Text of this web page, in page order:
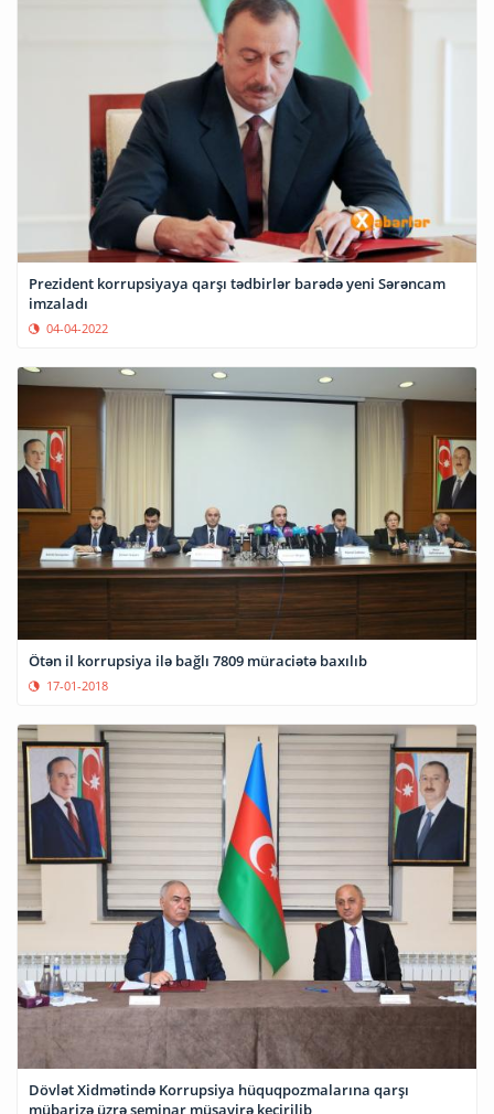
Prezident korrupsiyaya qarşı tədbirlər barədə yeni Sərəncam
imzaladı
04-04-2022
Ötən il korrupsiya ilə bağlı 7809 müraciətə baxılıb
17-01-2018
Dövlət Xidmətində Korrupsiya hüquqpozmalarına qarşı
mübarizə üzrə seminar müşavirə keçirilib